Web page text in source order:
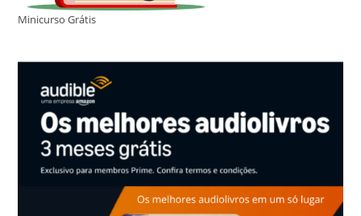
Minicurso Grátis